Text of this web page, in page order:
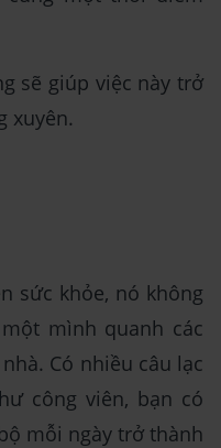
sẽ giúp việc này trở
xuyên.
sức khỏe, nó không
mình quanh các
Có nhiều câu lạc
công viên, bạn có
mỗi ngày trở thành